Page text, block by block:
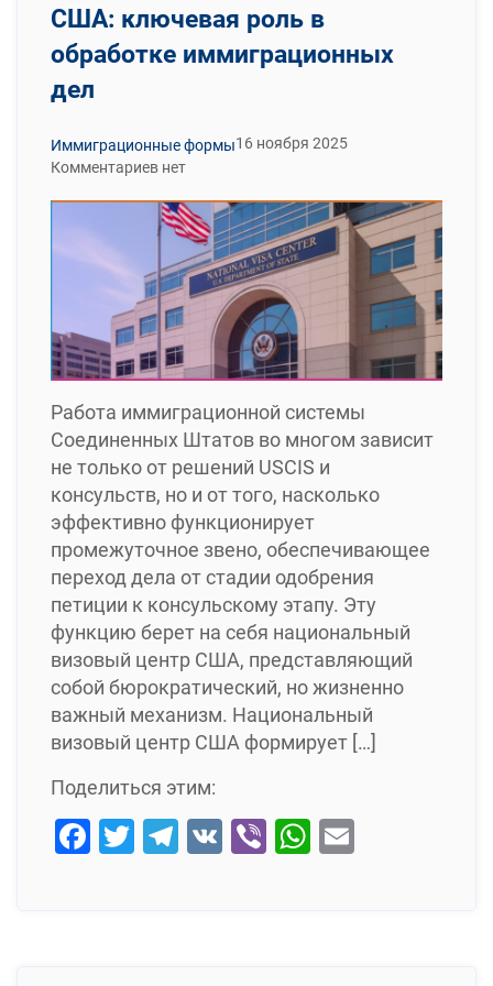
США: ключевая роль в
обработке иммиграционных
дел
Иммиграционные формы16 ноября 2025
Комментариев нет
Работа иммиграционной системы
Соединенных Штатов во многом зависит
не только от решений USCIS и
консульств, но и от того, насколько
эффективно функционирует
промежуточное звено, обеспечивающее
переход дела от стадии одобрения
петиции к консульскому этапу. Эту
функцию берет на себя национальный
визовый центр США, представляющий
собой бюрократический, но жизненно
важный механизм. Национальный
визовый центр США формирует […]
Поделиться этим:
Facebook
Twitter
Telegram
VK ViberWhatsApp